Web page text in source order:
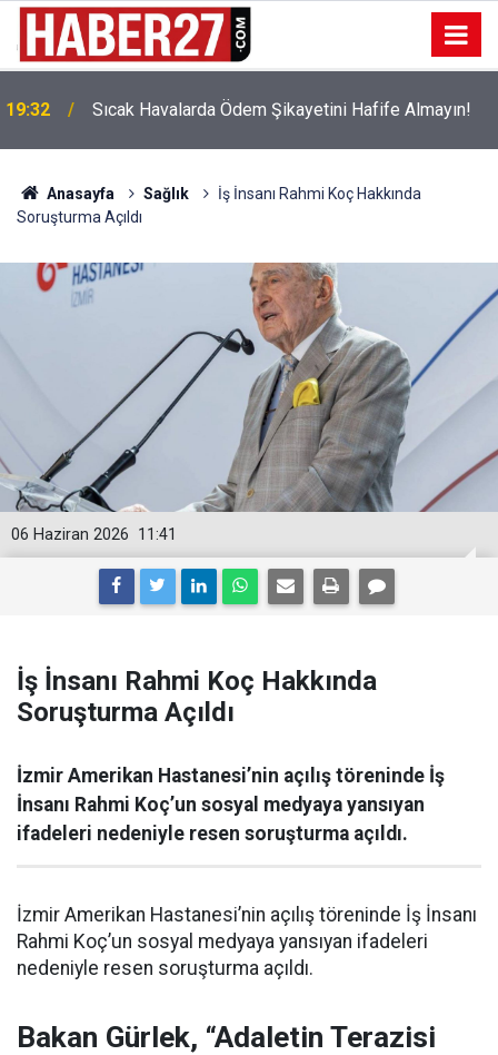
19:32 Sıcak Havalarda Ödem Şikayetini Hafife Almayın!
Anasayfa Sağlık
İş İnsanı Rahmi Koç Hakkında
Soruşturma Açıldı
11:41
06 Haziran 2026
İş İnsanı Rahmi Koç Hakkında
Soruşturma Açıldı
İzmir Amerikan Hastanesi’nin açılış töreninde İş
İnsanı Rahmi Koç’un sosyal medyaya yansıyan
ifadeleri nedeniyle resen soruşturma açıldı.
İzmir Amerikan Hastanesi’nin açılış töreninde İş İnsanı
Rahmi Koç’un sosyal medyaya yansıyan ifadeleri
nedeniyle resen soruşturma açıldı.
Bakan Gürlek, “Adaletin Terazisi